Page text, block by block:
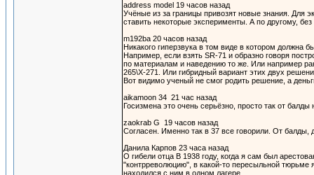
address model 19 часов назад
Учёные из за границы привозят новые знания. Для
ставить некоторые эксперименты. А по другому,
m192ba 20 часов назад
Никакого гиперзвука в том виде в котором должна
Например, если взять SR-71 и образно говоря
по материалам и наведению то же. Или например
265\X-271. Или гибридный вариант этих двух
Вот видимо ученый не смог родить решение, а
aikamoon 34 21 час назад
Госизмена это очень серьёзно, просто так от
zaokrab G 19 часов назад
Согласен. Именно так в 37 все говорили. От балды,
Данила Карпов 23 часа назад
О гибели отца В 1938 году, когда я сам был
"контрреволюцию", в какой-то пересыльной тюрьме
находился с ним в одном лагере.